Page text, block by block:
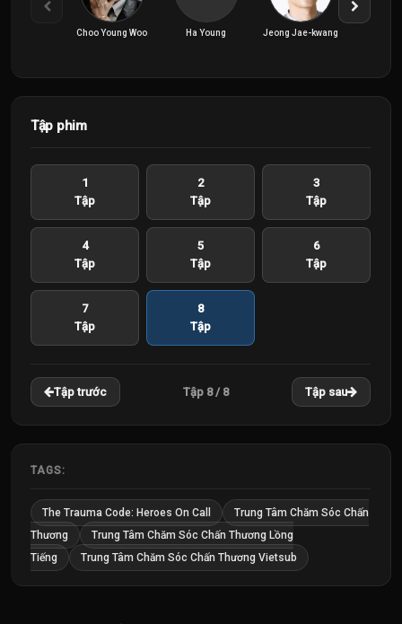
Choo Young Woo Ha Young Jeong Jae-kwang
Tập phim
1
Tập
2
Tập
3
Tập
4
Tập
5
Tập
6
Tập
7
Tập
8
Tập
Tập trước Tập 8 / 8 Tập sau
TAGS:
The Trauma Code: Heroes On Call
Trung Tâm Chăm Sóc Chấn
Thương
Trung Tâm Chăm Sóc Chấn Thương Lồng
Tiếng
Trung Tâm Chăm Sóc Chấn Thương Vietsub